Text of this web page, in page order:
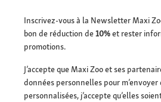
Inscrivez-vous à la Newsletter Maxi
bon de réduction de10%et rester
promotions.
J’accepte que Maxi Zoo et ses
données personnelles pour
personnalisées, j’accepte qu’elles